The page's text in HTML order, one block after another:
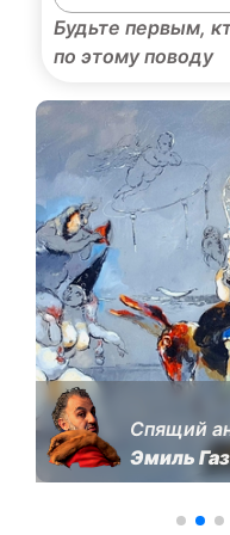
Будьте первым,
по этому поводу
Спящий
Эмиль